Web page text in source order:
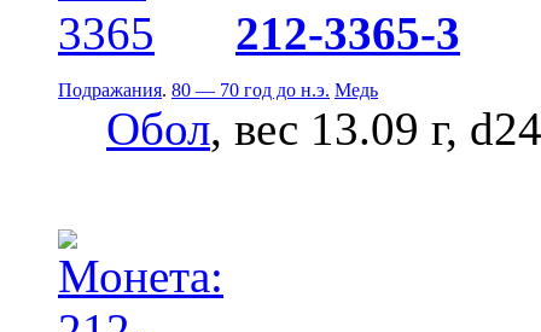
212-3365-3
Подражания. 80 — 70 год до н.э. Медь
Обол, вес 13.09 г,